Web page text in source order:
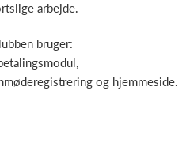
arbejde.
bruger:
og hjemmeside.